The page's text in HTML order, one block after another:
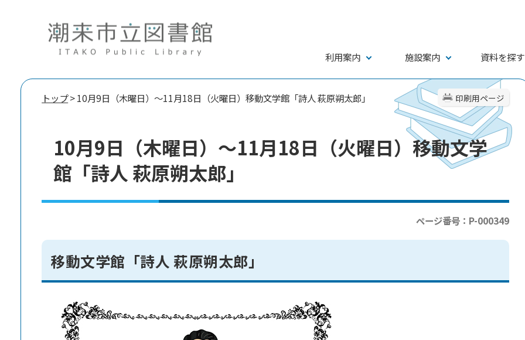
利用案内 施設案内 資料を探す
印刷用ページ
トップ> 10月9日（木曜日）～11月18日（火曜日）移動文学館「詩人 萩原朔太郎」
10月9日（木曜日）～11月18日（火曜日）移動文学
館「詩人 萩原朔太郎」
ページ番号：P-000349
移動文学館「詩人 萩原朔太郎」